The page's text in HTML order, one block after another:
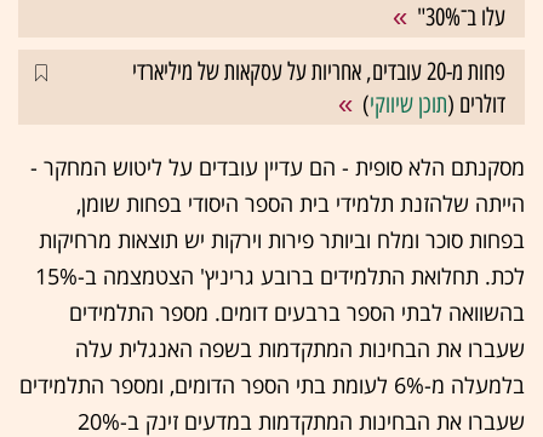
עלו ב־30%"
פחות מ-20 עובדים, אחריות על עסקאות של מיליארדי
דולרים (תוכן שיווקי)
מסקנתם הלא סופית - הם עדיין עובדים על ליטוש המחקר -
הייתה שלהזנת תלמידי בית הספר היסודי בפחות שומן,
בפחות סוכר ומלח וביותר פירות וירקות יש תוצאות מרחיקות
לכת. תחלואת התלמידים ברובע גריניץ' הצטמצמה ב-15%
בהשוואה לבתי הספר ברבעים דומים. מספר התלמידים
שעברו את הבחינות המתקדמות בשפה האנגלית עלה
בלמעלה מ-6% לעומת בתי הספר הדומים, ומספר התלמידים
שעברו את הבחינות המתקדמות במדעים זינק ב-20%